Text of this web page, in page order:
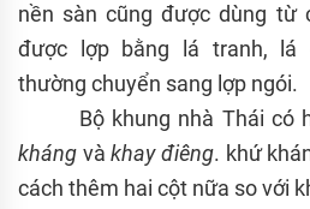
nền sàn cũng được dùng từ
được lợp bằng lá tranh, lá
thường chuyển sang lợp ngói.
Bộ khung nhà Thái có
kháng vàkhay điêng. khứ
cách thêm hai cột nữa so với